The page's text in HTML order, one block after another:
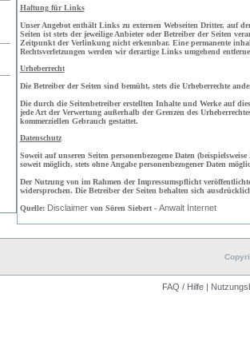
Haftung für Links
Unser Angebot enthält Links zu externen Webseiten Dritter, auf
Seiten ist stets der jeweilige Anbieter oder Betreiber der Seiten
Zeitpunkt der Verlinkung nicht erkennbar. Eine permanente
Rechtsverletzungen werden wir derartige Links umgehend
Urheberrecht
Die Betreiber der Seiten sind bemüht, stets die Urheberrechte
Die durch die Seitenbetreiber erstellten Inhalte und Werke auf
jede Art der Verwertung außerhalb der Grenzen des
kommerziellen Gebrauch gestattet.
Datenschutz
Soweit auf unseren Seiten personenbezogene Daten
soweit möglich, stets ohne Angabe personenbezogener Daten
Der Nutzung von im Rahmen der Impressumspflicht
widersprochen. Die Betreiber der Seiten behalten sich
Quelle: Disclaimervon Sören Siebert - Anwalt Internet
FAQ / Hilfe|